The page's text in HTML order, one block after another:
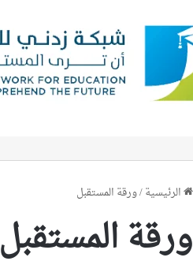
الرئيسية/ورقة المستقبل
ورقة المستقبل